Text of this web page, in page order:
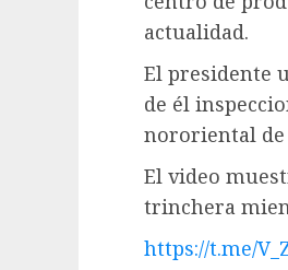
actualidad.
El presidente
de él
nororiental de
El video
trinchera
https://t.me/